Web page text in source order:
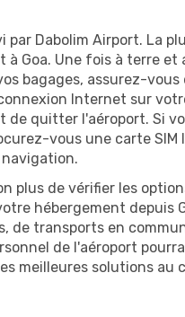
par Dabolim Airport. La
à Goa. Une fois à terre et
bagages, assurez-vous
Internet sur
de quitter l'aéroport. Si
vous une carte SIM
plus de vérifier les
hébergement depuis
de transports en
de l'aéroport
meilleures solutions au